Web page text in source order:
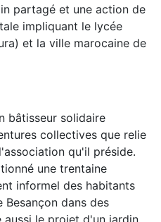
partagé et une action de
impliquant le lycée
et la ville marocaine de
bâtisseur solidaire
collectives que relie
qu'il préside.
une trentaine
informel des habitants
dans des
aussi le projet d'un jardin